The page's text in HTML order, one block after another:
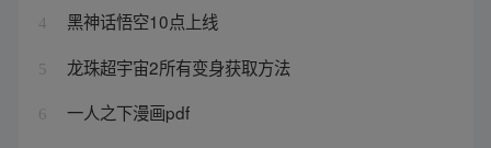
4 黑神话悟空10点上线
5 龙珠超宇宙2所有变身获取方法
6 一人之下漫画pdf